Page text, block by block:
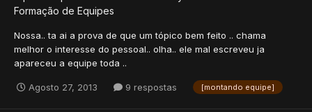
Formação de Equipes
Nossa.. ta ai a prova de que um tópico bem feito .. chama
melhor o interesse do pessoal.. olha.. ele mal escreveu ja
apareceu a equipe toda ..
Agosto 27, 2013 9 respostas [montando equipe]